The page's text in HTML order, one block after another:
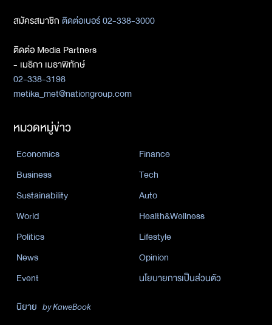
สมัครสมาชิกติดต่อเบอร์ 02-338-3000
ติดต่อ Media Partners
- เมธิกา เมธาพิทักษ์
02-338-3198
metika_met@nationgroup.com
หมวดหมู่ข่าว
Economics
Finance
Business
Tech
Sustainability
Auto
World
Health&Wellness
Politics
Lifestyle
News
Opinion
Event
นโยบายการเป็นส่วนตัว
นิยาย by KaweBook